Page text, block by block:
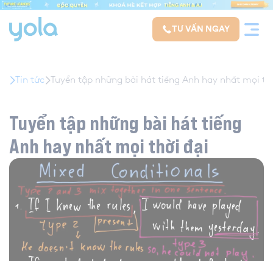
TƯ VẤN NGAY
Tin tức Tuyển tập những bài hát tiếng Anh hay nhất mọi
Tuyển tập những bài hát tiếng
Anh hay nhất mọi thời đại
modal-check